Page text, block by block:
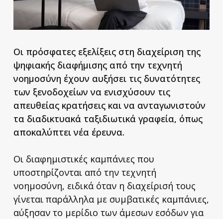
Οι πρόσφατες εξελίξεις στη διαχείριση της
ψηφιακής διαφήμισης από την τεχνητή
νοημοσύνη έχουν αυξήσει τις δυνατότητες
των ξενοδοχείων να ενισχύσουν τις
απευθείας κρατήσεις και να ανταγωνιστούν
τα διαδικτυακά ταξιδιωτικά γραφεία, όπως
αποκαλύπτει νέα έρευνα.
Οι διαφημιστικές καμπάνιες που
υποστηρίζονται από την τεχνητή
νοημοσύνη, ειδικά όταν η διαχείρισή τους
γίνεται παράλληλα με συμβατικές καμπάνιες,
αύξησαν το μερίδιο των άμεσων εσόδων για